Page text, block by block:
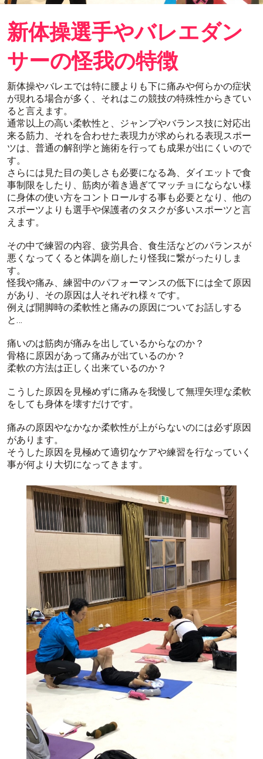
新体操選手やバレエダン
サーの怪我の特徴
新体操やバレエでは特に腰よりも下に痛みや何らかの症状
が現れる場合が多く、それはこの競技の特殊性からきてい
ると言えます。
通常以上の高い柔軟性と、ジャンプやバランス技に対応出
来る筋力、それを合わせた表現力が求められる表現スポー
ツは、普通の解剖学と施術を行っても成果が出にくいので
す。
さらには見た目の美しさも必要になる為、ダイエットで食
事制限をしたり、筋肉が着き過ぎてマッチョにならない様
に身体の使い方をコントロールする事も必要となり、他の
スポーツよりも選手や保護者のタスクが多いスポーツと言
えます。
その中で練習の内容、疲労具合、食生活などのバランスが
悪くなってくると体調を崩したり怪我に繋がったりしま
す。
怪我や痛み、練習中のパフォーマンスの低下には全て原因
があり、その原因は人それぞれ様々です。
例えば開脚時の柔軟性と痛みの原因についてお話しする
と…
痛いのは筋肉が痛みを出しているからなのか？
骨格に原因があって痛みが出ているのか？
柔軟の方法は正しく出来ているのか？
こうした原因を見極めずに痛みを我慢して無理矢理な柔軟
をしても身体を壊すだけです。
痛みの原因やなかなか柔軟性が上がらないのには必ず原因
があります。
そうした原因を見極めて適切なケアや練習を行なっていく
事が何より大切になってきます。